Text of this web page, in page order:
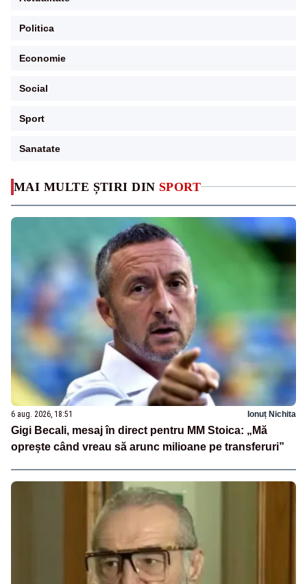
MAI MULTE ȘTIRI DIN SPORT
6 aug. 2026, 18:51 Ionuț Nichita
Gigi Becali, mesaj în direct pentru MM Stoica: „Mă
oprește când vreau să arunc milioane pe transferuri”
Politica
Economie
Social
Sport
Sanatate